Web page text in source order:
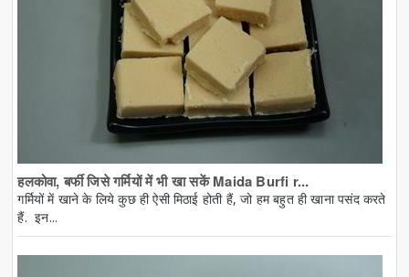
हलकोवा, बर्फी जिसे गर्मियों में भी खा सकें Maida Burfi r...
गर्मियों में खाने के लिये कुछ ही ऐसी मिठाई होती हैं, जो हम बहुत ही खाना पसंद करते
हैं. इन...